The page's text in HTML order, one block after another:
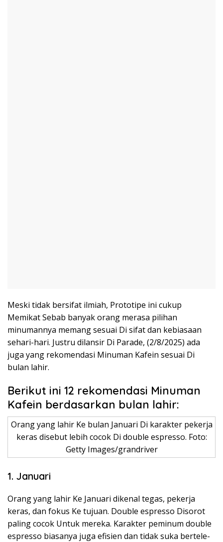
Meski tidak bersifat ilmiah, Prototipe ini cukup
Memikat Sebab banyak orang merasa pilihan
minumannya memang sesuai Di sifat dan kebiasaan
sehari-hari. Justru dilansir Di Parade, (2/8/2025) ada
juga yang rekomendasi Minuman Kafein sesuai Di
bulan lahir.
Berikut ini 12 rekomendasi Minuman
Kafein berdasarkan bulan lahir:
Orang yang lahir Ke bulan Januari Di karakter pekerja
keras disebut lebih cocok Di double espresso. Foto:
Getty Images/grandriver
1. Januari
Orang yang lahir Ke Januari dikenal tegas, pekerja
keras, dan fokus Ke tujuan. Double espresso Disorot
paling cocok Untuk mereka. Karakter peminum double
espresso biasanya juga efisien dan tidak suka bertele-